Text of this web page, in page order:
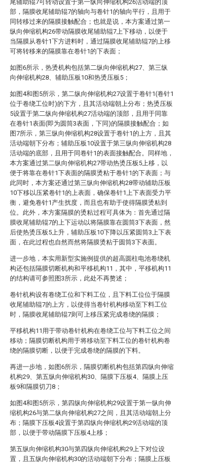
尾辅助辊7可转动设置于第一纵向伸缩机构26活动端的顶
部，隔膜收尾辅助辊7的轴向与卷针1的轴向平行，且用于
同转移过来的隔膜接触配合；也就是说，本方案通过第一
纵向伸缩机构26带动隔膜收尾辅助辊7上下移动，以便于
当隔膜从卷针1下方进料时，通过隔膜收尾辅助辊7的上移
可将转移来的隔膜靠在卷针1的下表面；
如图6所示，热烫机构包括第二纵向伸缩机构27、第三纵
向伸缩机构28、辅助压板10和热烫压板5；
如图4和图5所示，第二纵向伸缩机构27设置于卷针1(卷针1
位于卷绕工位时)的下方，且其活动端朝上分布；热烫压板
5设置于第二纵向伸缩机构27活动端的顶部，且用于同靠
在卷针1表面(即为圆筒3表面，下同)的隔膜接触配合；如
图7所示，第三纵向伸缩机构28设置于卷针1的上方，且其
活动端朝下分布；辅助压板10设置于第三纵向伸缩机构28
活动端的底部，且用于同卷针1的表面接触配合。同样地，
本方案通过第二纵向伸缩机构27带动热烫压板5上移，以
便于将靠在卷针1下表面的隔膜烫粘于卷针1的下表面；与
此同时，本方案还通过第三纵向伸缩机构28带动辅助压板
10下移以压紧卷针1的上表面，确保卷针1上下表面受力平
衡，避免卷针1产生扰度，而且也有助于使得隔膜烫粘到
位。此外，本方案隔膜的烫粘过程可具体为：首先通过隔
膜收尾辅助辊7的上下运动以将隔膜靠在圆筒3下表面，然
后使热烫压板5上升，辅助压板10下降以压紧圆筒3上下表
面，在此过程也自然而然将隔膜烫粘于圆筒3下表面。
进一步地，本实用新型实施例提供的超高圆柱电池卷绕机
构还包括隔膜切断机构和平移机构11，其中，平移机构11
的结构请可参照图3所示，此处不再赘述；
卷针机构设有卷绕工位和下料工位，且下料工位位于隔膜
收尾辅助辊7的上方，以使得当卷针机构移动至下料工位
时，隔膜收尾辅助辊7则可上移压紧完成卷绕的隔膜；
平移机构11用于带动卷针机构在卷绕工位与下料工位之间
移动；隔膜切断机构用于将移动至下料工位的卷针机构卷
绕的隔膜切断，以便于完成卷绕的隔膜的下料。
再进一步地，如图6所示，隔膜切断机构包括第四纵向伸缩
机构29、第五纵向伸缩机构30、隔膜下压板4、隔膜上压
板9和隔膜切刀8；
如图4和图5所示，第四纵向伸缩机构29设置于第一纵向伸
缩机构26与第二纵向伸缩机构27之间，且其活动端朝上分
布；隔膜下压板4设置于第四纵向伸缩机构29活动端的顶
部，以便于带动隔膜下压板4上移；
第五纵向伸缩机构30与第四纵向伸缩机构29上下对位设
置，且五纵向伸缩机构30的活动端朝下分布；隔膜上压板